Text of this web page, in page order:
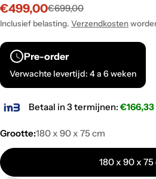
Verkoopprijs
€499,00
Normale
prijs
€699,00
Inclusief belasting. Verzendkosten
Pre-order
Verwachte levertijd: 4 a 6 weken
Betaal in 3 termijnen: €166,33
Grootte:180 x 90 x 75 cm
180 x 90 x 75